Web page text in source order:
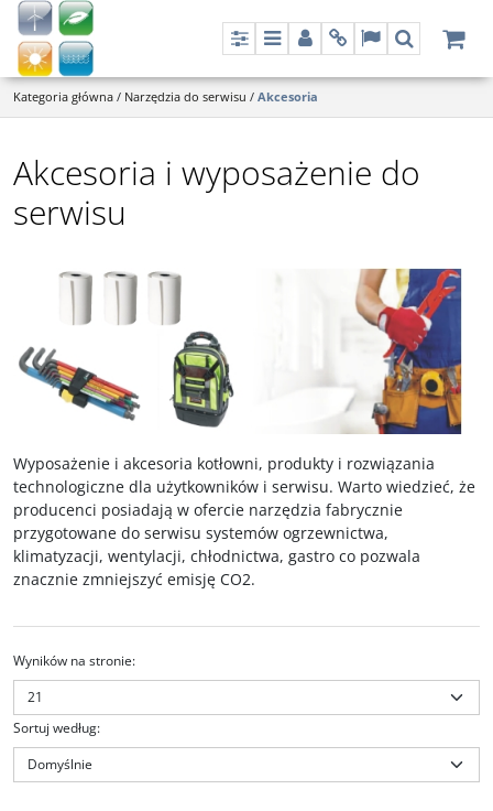
PanelMenuPanelInfoLangSzukaj
Kategoria główna / Narzędzia do serwisu / Akcesoria
Akcesoria i wyposażenie do
serwisu
Wyposażenie i akcesoria kotłowni, produkty i rozwiązania
technologiczne dla użytkowników i serwisu. Warto wiedzieć, że
producenci posiadają w ofercie narzędzia fabrycznie
przygotowane do serwisu systemów ogrzewnictwa,
klimatyzacji, wentylacji, chłodnictwa, gastro co pozwala
znacznie zmniejszyć emisję CO2.
Wyników na stronie:
Sortuj według: